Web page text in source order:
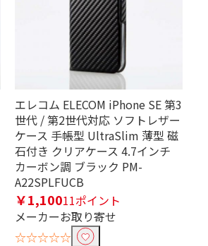
エレコム ELECOM iPhone SE 第3
世代 / 第2世代対応 ソフトレザー
ケース 手帳型 UltraSlim 薄型 磁
石付き クリアケース 4.7インチ
カーボン調 ブラック PM-
A22SPLFUCB
￥1,10011ポイント
メーカーお取り寄せ
☆☆☆☆☆